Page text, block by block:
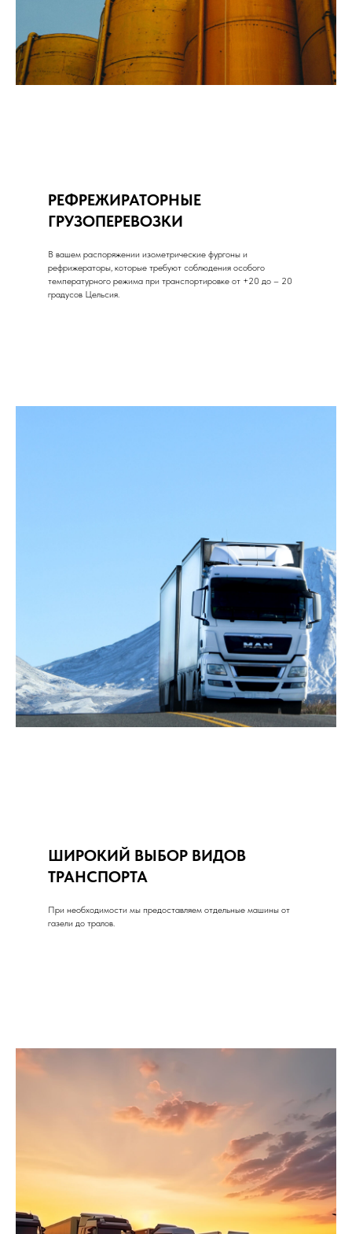
РЕФРЕЖИРАТОРНЫЕ
ГРУЗОПЕРЕВОЗКИ
В вашем распоряжении изометрические фургоны и
рефрижераторы, которые требуют соблюдения особого
температурного режима при транспортировке от +20 до – 20
градусов Цельсия.
ШИРОКИЙ ВЫБОР ВИДОВ
ТРАНСПОРТА
При необходимости мы предоставляем отдельные машины от
газели до тралов.